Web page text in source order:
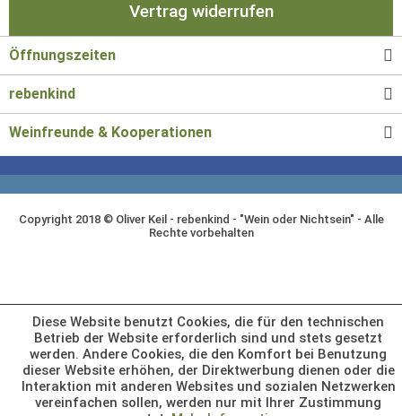
Vertrag widerrufen
Öffnungszeiten
rebenkind
Weinfreunde & Kooperationen
Copyright 2018 © Oliver Keil - rebenkind - "Wein oder Nichtsein" - Alle
Rechte vorbehalten
Diese Website benutzt Cookies, die für den technischen
Betrieb der Website erforderlich sind und stets gesetzt
werden. Andere Cookies, die den Komfort bei Benutzung
dieser Website erhöhen, der Direktwerbung dienen oder die
Interaktion mit anderen Websites und sozialen Netzwerken
vereinfachen sollen, werden nur mit Ihrer Zustimmung